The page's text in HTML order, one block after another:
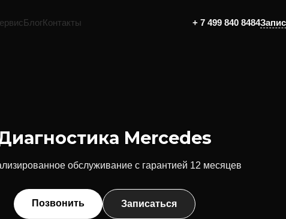
БлогКонтакты + 7 499 840 8484
Mercedes
обслуживание с гарантией 12 месяцев
Позвонить Записаться